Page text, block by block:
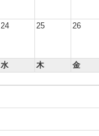
24 25 26
水 木 金